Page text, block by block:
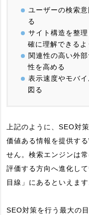
ユーザーの検索
る
サイト構造を整
確に理解できるよ
関連性の高い外
性を高める
表示速度やモバ
図る
上記のように、SEO対
価値ある情報を提供す
せん。検索エンジンは
評価する方向へ進化し
目線」にあるといえます
SEO対策を行う最大の